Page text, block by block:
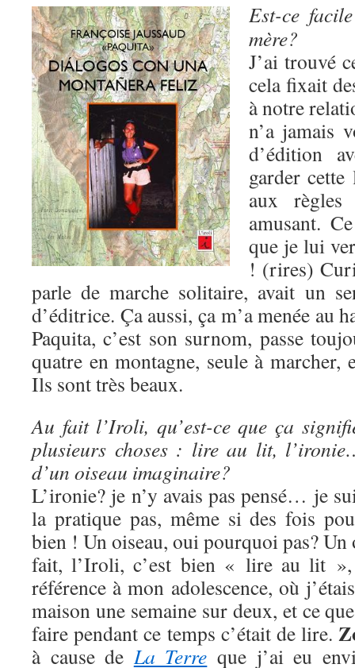
Est-ce
mère?
J’ai trouvé
cela fixait
à notre
n’a jamais
d’édition
garder
aux règles
amusant.
que je lui
! (rires)
parle de marche solitaire, avait un
d’éditrice. Ça aussi, ça m’a menée au
Paquita, c’est son surnom, passe
quatre en montagne, seule à marcher,
Ils sont très beaux.
Au fait l’Iroli, qu’est-ce que ça
plusieurs choses : lire au lit,
d’un oiseau imaginaire?
L’ironie? je n’y avais pas pensé… je
la pratique pas, même si des fois
bien ! Un oiseau, oui pourquoi pas?
fait, l’Iroli, c’est bien « lire au lit
référence à mon adolescence, où
maison une semaine sur deux, et ce
faire pendant ce temps c’était de lire.
à cause deLa Terre que j’ai eu